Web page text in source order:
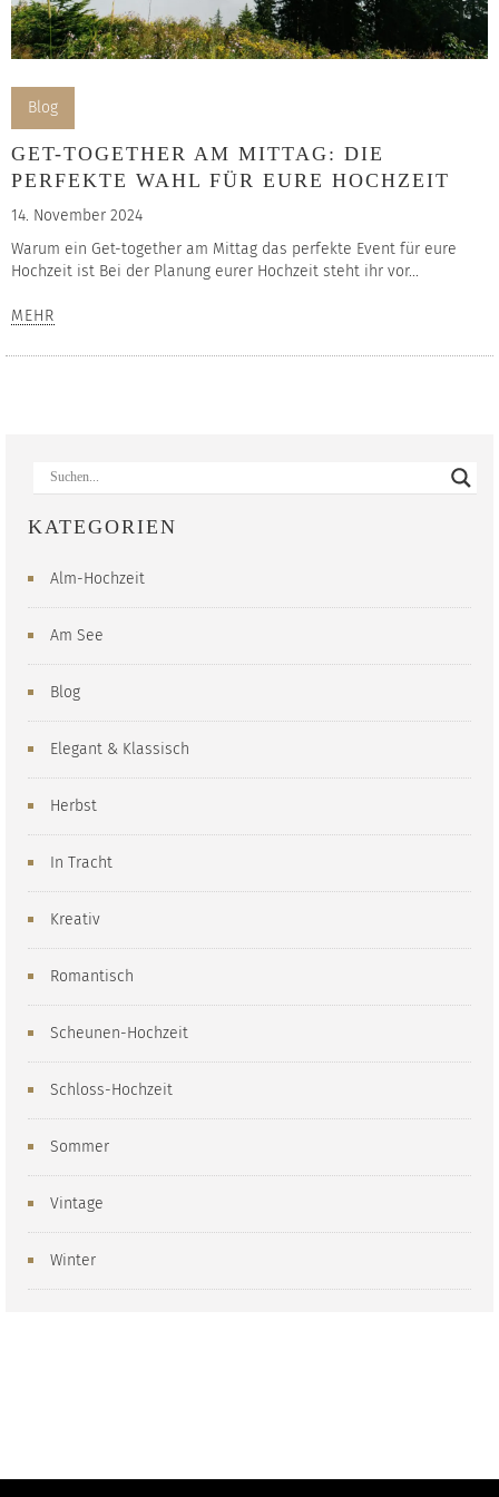
Blog
GET-TOGETHER AM MITTAG: DIE
PERFEKTE WAHL FÜR EURE HOCHZEIT
14. November 2024
Warum ein Get-together am Mittag das perfekte Event für eure
Hochzeit ist Bei der Planung eurer Hochzeit steht ihr vor...
MEHR
KATEGORIEN
Alm-Hochzeit
Am See
Blog
Elegant & Klassisch
Herbst
In Tracht
Kreativ
Romantisch
Scheunen-Hochzeit
Schloss-Hochzeit
Sommer
Vintage
Winter